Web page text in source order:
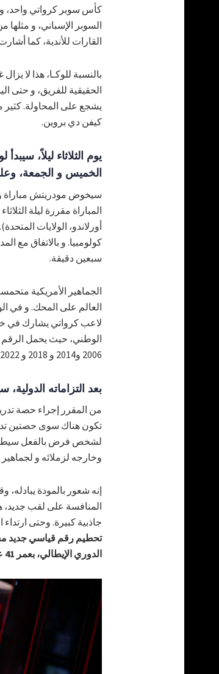
كأس سوبر كرواتي واحد،
السوبر الإسباني، و
القارات للأندية، كما
بالنسبة للوكـا، هذا لا
الحقيقية للفريق، و حتى
يشجع على المحاولة.
كيفن دي بروين.
يوم الثلاثاء ليلاً،
الخميس و الجمعة،
سيخوض مودريتش مباراة
المباراة مقررة ليلة
أورلاندو، الولايات
كولومبيا. و بالاتفاق مع
سبعين دقيقة.
الجماهير الأمريكية
العالم على المحك. و في
2006 و2014 و 2018 و 2022، و حقق المركز الثاني في روسيا (2018) و الثالث في قطر (2022).
بعد التزاماته
من المقرر إجراء حصة
تكون هناك سوى حصتين
لشخص فرض بالفعل
وخارجه لزملائه و
إنه شعور بالمودة
المنافسة على لقب جديد،
جاذبية كبيرة. وحتى
تحطيم رقم قياسي جديد
الدوري الإيطالي، بعمر 41 عاماً و146 يوماً، بينما سيبلغ لوكا 41 عاماً في سبتمبر.